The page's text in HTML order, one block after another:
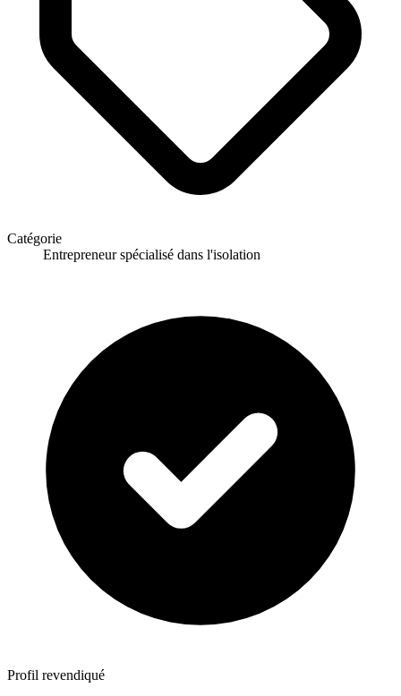
Catégorie
Entrepreneur spécialisé dans l'isolation
Profil revendiqué